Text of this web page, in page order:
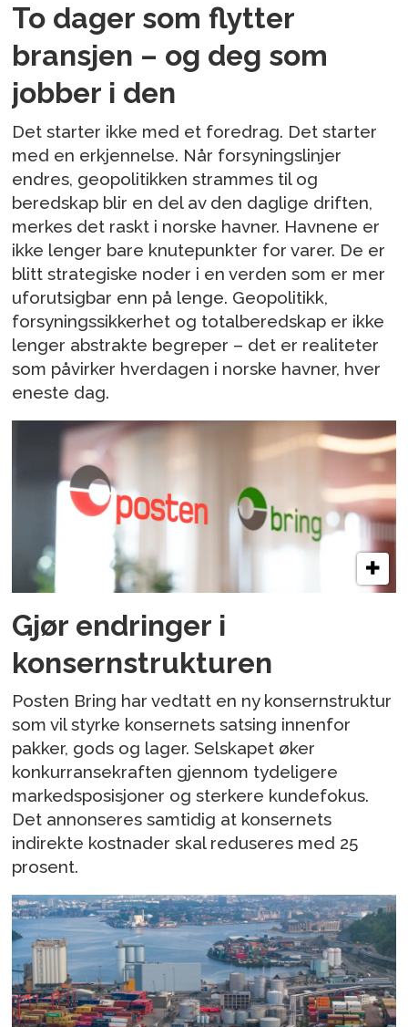
To dager som flytter
bransjen – og deg som
jobber i den
Det starter ikke med et foredrag. Det starter
med en erkjennelse. Når forsyningslinjer
endres, geopolitikken strammes til og
beredskap blir en del av den daglige driften,
merkes det raskt i norske havner. Havnene er
ikke lenger bare knutepunkter for varer. De er
blitt strategiske noder i en verden som er mer
uforutsigbar enn på lenge. Geopolitikk,
forsyningssikkerhet og totalberedskap er ikke
lenger abstrakte begreper – det er realiteter
som påvirker hverdagen i norske havner, hver
eneste dag.
Gjør endringer i
konsernstrukturen
Posten Bring har vedtatt en ny konsernstruktur
som vil styrke konsernets satsing innenfor
pakker, gods og lager. Selskapet øker
konkurransekraften gjennom tydeligere
markedsposisjoner og sterkere kundefokus.
Det annonseres samtidig at konsernets
indirekte kostnader skal reduseres med 25
prosent.